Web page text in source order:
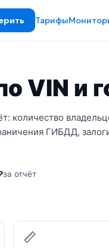
Тарифы
VIN и
количество
ГИБДД,
за отчёт
📏